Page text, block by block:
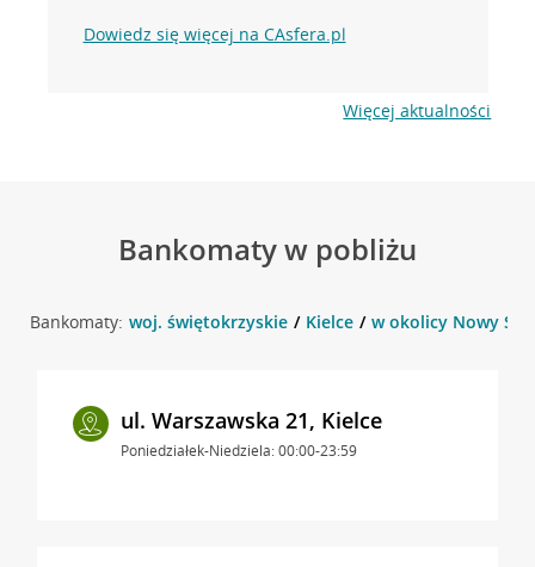
Dowiedz się więcej na CAsfera.pl
Więcej aktualności
Bankomaty w pobliżu
Bankomaty: woj. świętokrzyskie Kielce w okolicy Nowy
ul. Warszawska 21, Kielce
Poniedziałek-Niedziela: 00:00-23:59